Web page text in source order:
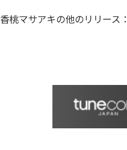
香桃マサアキの他のリリース：